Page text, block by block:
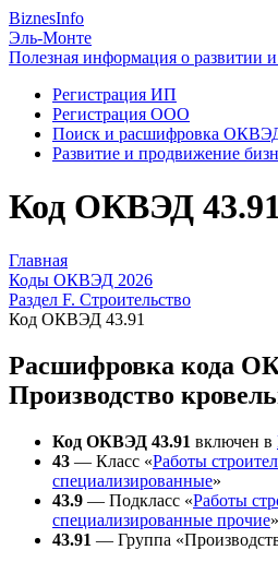
BiznesInfo
Эль-Монте
Полезная информация о развитии
Регистрация ИП
Регистрация ООО
Поиск и расшифровка
Развитие и продвижение
Код ОКВЭД
Главная
Коды ОКВЭД 2026
Раздел F. Строительство
Код ОКВЭД 43.91
Расшифровка кода
Производство
Код ОКВЭД 43.91 включен в
43 — Класс «Работы
специализированные»
43.9 — Подкласс «Работы
специализированные прочие»
43.91 — Группа